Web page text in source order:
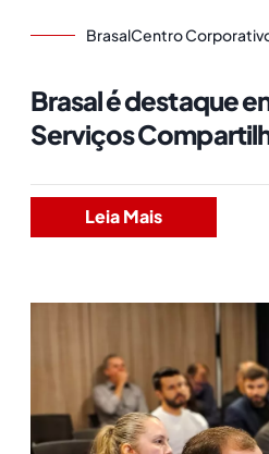
BrasalCentro
Brasal é destaque
Serviços
Leia Mais